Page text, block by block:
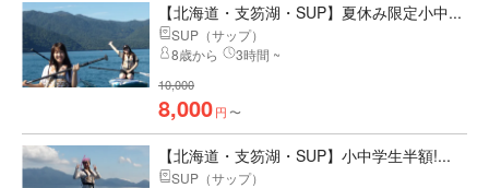
【北海道・支笏湖・SUP】夏休み限定小中...
SUP（サップ）
8歳から
3時間 ~
10,000
8,000円 〜
【北海道・支笏湖・SUP】小中学生半額!...
SUP（サップ）